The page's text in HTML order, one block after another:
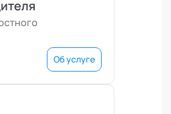
Об услуге